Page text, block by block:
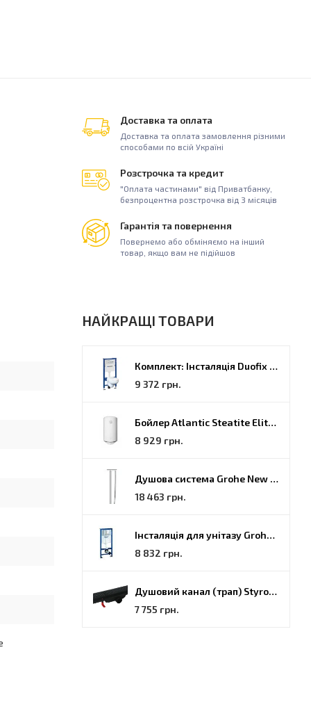
Доставка та оплата
Доставка та оплата замовлення різними
способами по всій Україні
Розстрочка та кредит
"Оплата частинами" від Приватбанку,
безпроцентна розстрочка від 3 місяців
Гарантія та повернення
Повернемо або обміняємо на інший
товар, якщо вам не підійшов
НАЙКРАЩІ ТОВАРИ
Комплект: Інсталяція Duofix PRO 20 + унітаз Kolo Idol (118.315.21.2)
9 372 грн.
Бойлер Atlantic Steatite Elite VM 080 D400 2 BC, 80 (851188)
8 929 грн.
Душова система Grohe New Tempesta Cosmopolitan (27922000)
18 463 грн.
Інсталяція для унітазу Grohe Rapid SL (38772001)
8 832 грн.
Душовий канал (трап) Styron, решітка Гармонія, 70 (STY-H-70-FF)
7 755 грн.